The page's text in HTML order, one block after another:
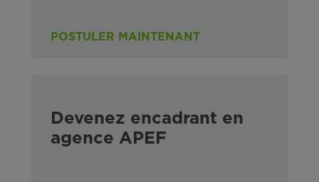
POSTULER MAINTENANT
Devenez encadrant en
agence APEF